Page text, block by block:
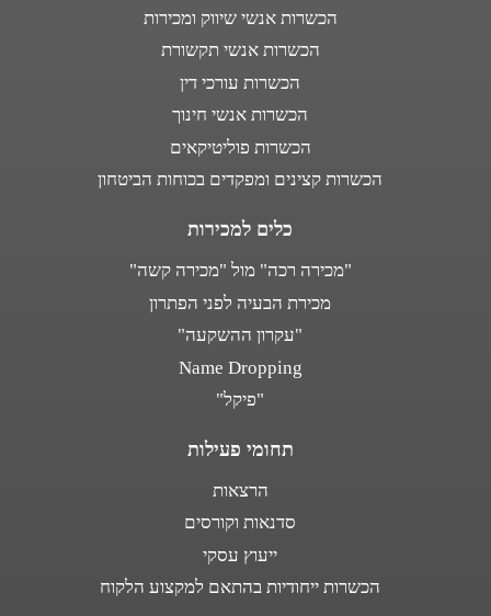
הכשרות אנשי שיווק ומכירות
הכשרות אנשי תקשורת
הכשרות עורכי דין
הכשרות אנשי חינוך
הכשרות פוליטיקאים
הכשרות קצינים ומפקדים בכוחות הביטחון
כלים למכירות
"מכירה רכה" מול "מכירה קשה"
מכירת הבעיה לפני הפתרון
"עקרון ההשקעה"
Name Dropping
"פיקל"
תחומי פעילות
הרצאות
סדנאות וקורסים
ייעוץ עסקי
הכשרות ייחודיות בהתאם למקצוע הלקוח